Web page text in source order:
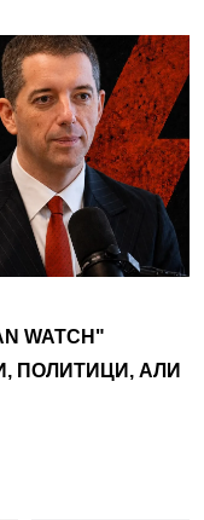
WATCH"
ПОЛИТИЦИ, АЛИ